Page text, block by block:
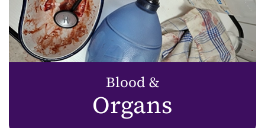
Blood &
Organs